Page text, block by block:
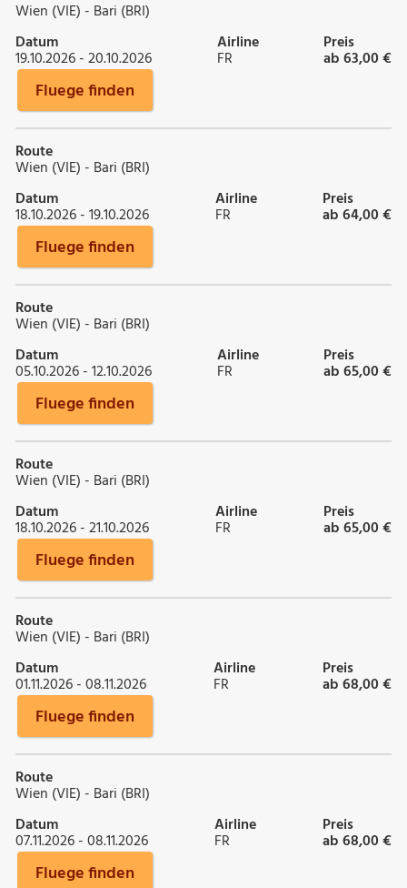
Wien (VIE) - Bari (BRI)
Datum
19.10.2026 - 20.10.2026
Airline
FR
Preis
ab 63,00 €
Fluege finden
Route
Wien (VIE) - Bari (BRI)
Datum
18.10.2026 - 19.10.2026
Airline
FR
Preis
ab 64,00 €
Fluege finden
Route
Wien (VIE) - Bari (BRI)
Datum
05.10.2026 - 12.10.2026
Airline
FR
Preis
ab 65,00 €
Fluege finden
Route
Wien (VIE) - Bari (BRI)
Datum
18.10.2026 - 21.10.2026
Airline
FR
Preis
ab 65,00 €
Fluege finden
Route
Wien (VIE) - Bari (BRI)
Datum
01.11.2026 - 08.11.2026
Airline
FR
Preis
ab 68,00 €
Fluege finden
Route
Wien (VIE) - Bari (BRI)
Datum
07.11.2026 - 08.11.2026
Airline
FR
Preis
ab 68,00 €
Fluege finden